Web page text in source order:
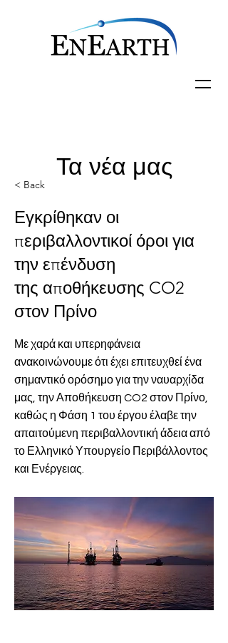
Τα νέα μας
< Back
Εγκρίθηκαν οι
περιβαλλοντικοί όροι για
την επένδυση
της αποθήκευσης CO2
στον Πρίνο
Με χαρά και υπερηφάνεια
ανακοινώνουμε ότι έχει επιτευχθεί ένα
σημαντικό ορόσημο για την ναυαρχίδα
μας, την Αποθήκευση CO2 στον Πρίνο,
καθώς η Φάση 1 του έργου έλαβε την
απαιτούμενη περιβαλλοντική άδεια από
το Ελληνικό Υπουργείο Περιβάλλοντος
και Ενέργειας.